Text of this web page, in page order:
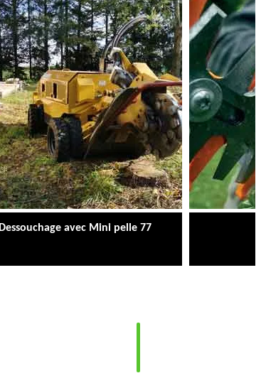
Dessouchage avec Mini pelle 77